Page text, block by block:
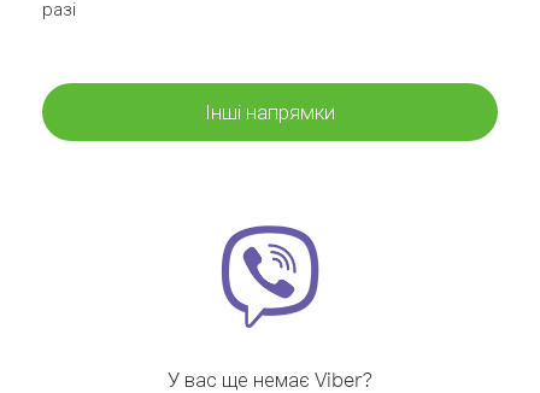
разі
Інші напрямки
У вас ще немає Viber?